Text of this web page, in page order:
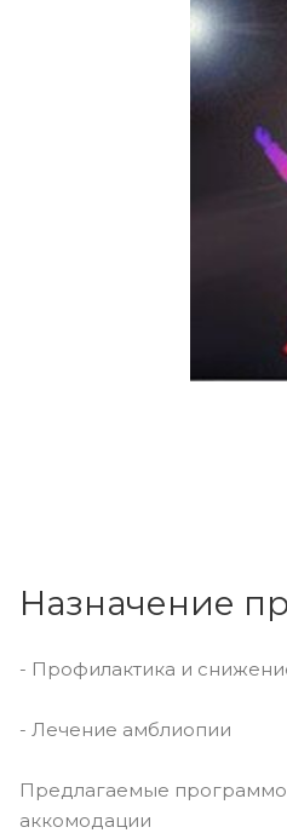
Назначение
- Профилактика и
- Лечение амблиопии
Предлагаемые
аккомодации